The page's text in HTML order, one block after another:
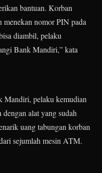
bantuan. Korban
menekan nomor PIN pada
diambil, pelaku
Bank Mandiri,” kata
Mandiri, pelaku kemudian
alat yang sudah
uang tabungan korban
sejumlah mesin ATM.